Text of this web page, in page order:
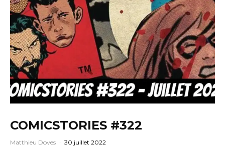
COMICSTORIES #322
Matthieu Doves · 30 juillet 2022